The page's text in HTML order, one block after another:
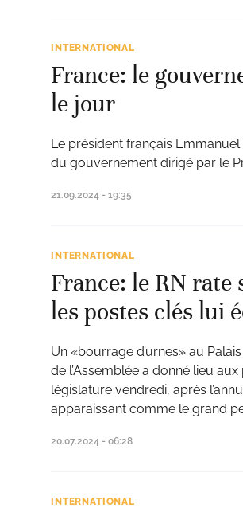
INTERNATIONAL
France: le
le jour
Le président français
du gouvernement dirigé par le
21.09.2024 - 19:35
INTERNATIONAL
France: le RN rate
les postes clés lui
Un «bourrage d’urnes» au
de l’Assemblée a donné lieu
législature vendredi, après
apparaissant comme le grand
20.07.2024 - 06:28
INTERNATIONAL